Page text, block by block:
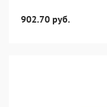
902.70 руб.